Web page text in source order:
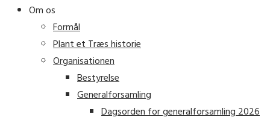
Om os
Formål
Plant et Træs historie
Organisationen
Bestyrelse
Generalforsamling
Dagsorden for generalforsamling 2026